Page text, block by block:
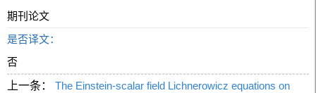
期刊论文
是否译文：
否
上一条：
The Einstein-scalar field Lichnerowicz equations on